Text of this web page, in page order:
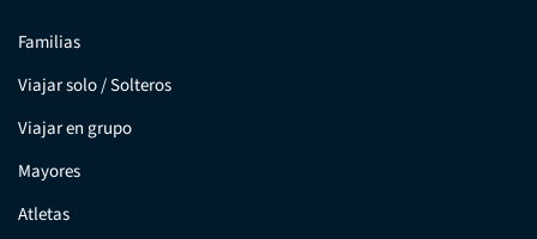
Familias
Viajar solo / Solteros
Viajar en grupo
Mayores
Atletas